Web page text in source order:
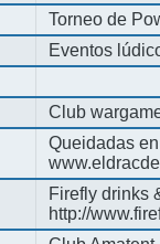
Torneo de
Eventos
Club
Queidadas
Firefly drinks
http://